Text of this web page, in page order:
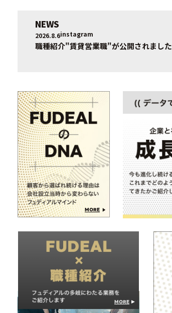
NEWS
2026.8.6instagram
職種紹介"賃貸営業職"が公開されました
MORE
MORE